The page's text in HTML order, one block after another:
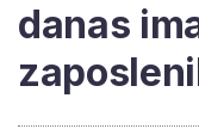
danas